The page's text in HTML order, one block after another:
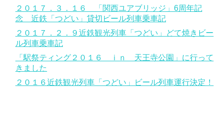
２０１７．３．１６ 「関西ユアブリッジ」6周年記
念 近鉄「つどい」貸切ビール列車乗車記
２０１７．２．９近鉄観光列車「つどい」どて焼きビー
ル列車乗車記
「駅祭ティング２０１６ ｉｎ 天王寺公園」に行って
きました
２０１６近鉄観光列車「つどい」ビール列車運行決定！